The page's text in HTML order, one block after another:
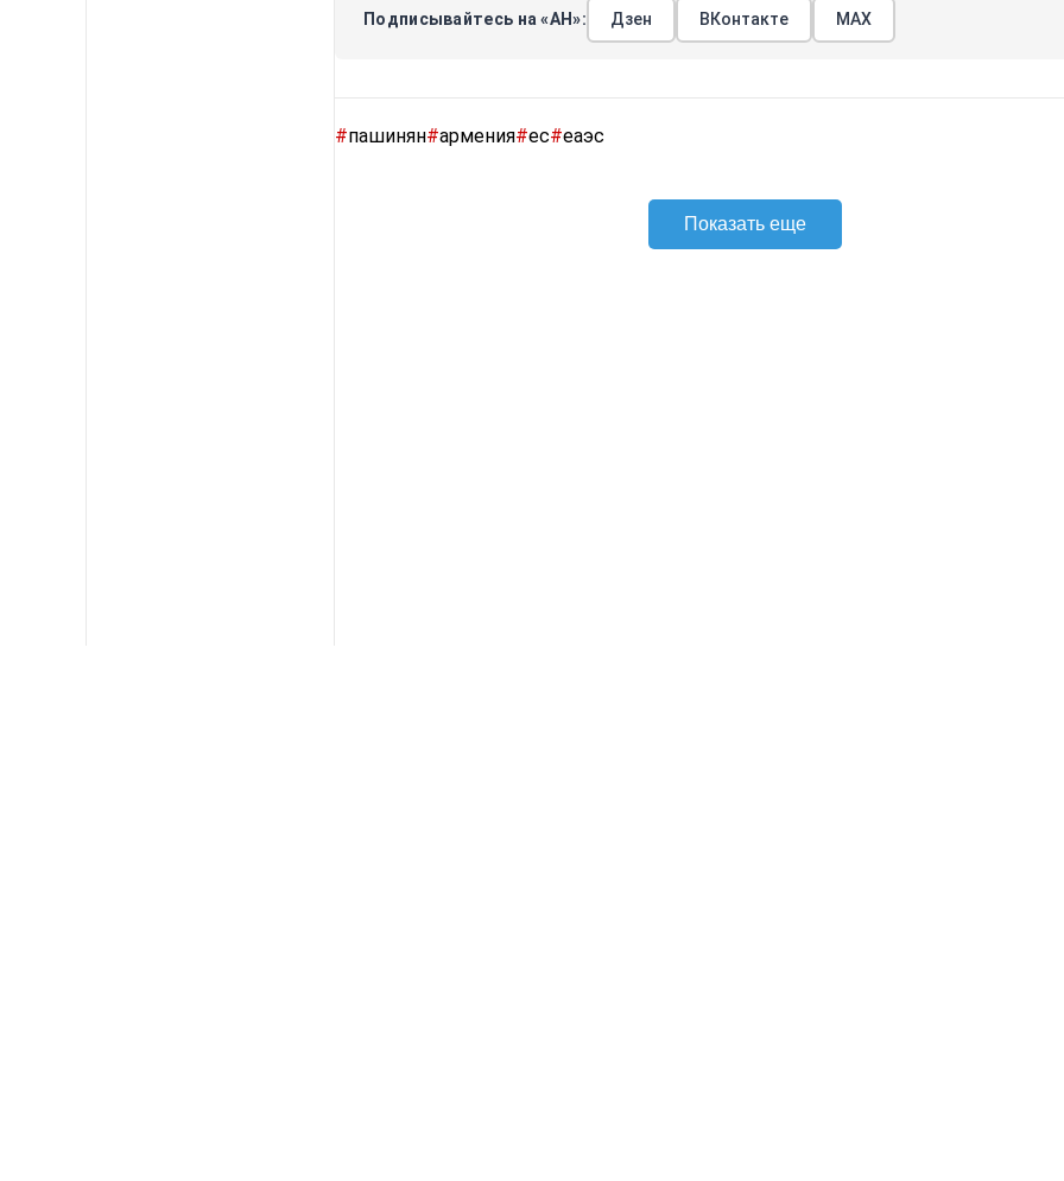
Подписывайтесь на «АН»: Дзен ВКонтакте МАХ
#пашинян#армения#ес#еаэс
Показать еще